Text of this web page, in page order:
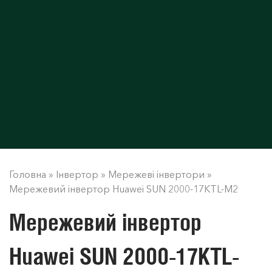
Головна » Інвертор » Мережеві інвертори »
Мережевий інвертор Huawei SUN 2000-17KTL-M2
Мережевий інвертор
Huawei SUN 2000-17KTL-